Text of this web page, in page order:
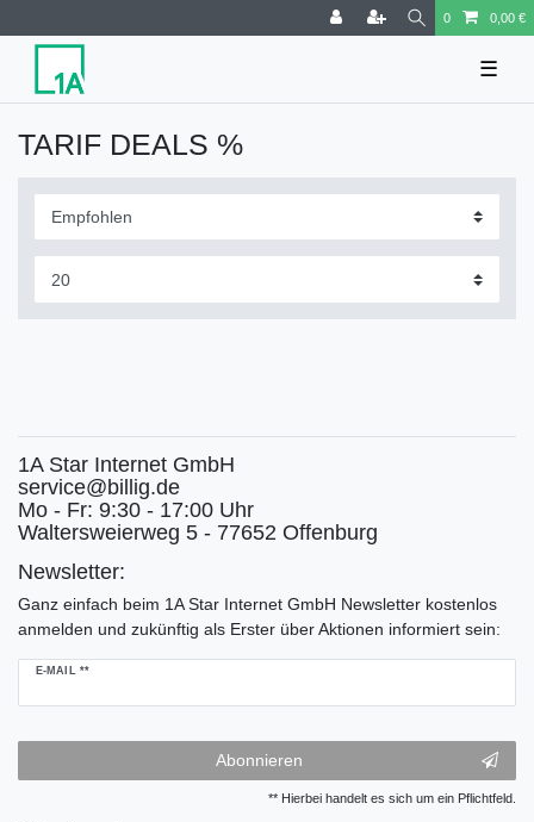
0 0,00 €
☰
TARIF DEALS %
1A Star Internet GmbH
service@billig.de
Mo - Fr: 9:30 - 17:00 Uhr
Waltersweierweg 5 - 77652 Offenburg
Newsletter:
Ganz einfach beim 1A Star Internet GmbH Newsletter kostenlos
anmelden und zukünftig als Erster über Aktionen informiert sein:
E-MAIL **
Newsletter
Abonnieren
** Hierbei handelt es sich um ein Pflichtfeld.